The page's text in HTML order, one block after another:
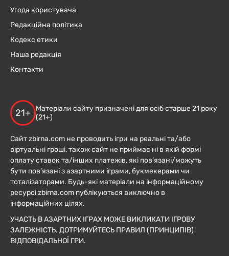
Угода користувача
Редакційна політика
Кодекс етики
Наша редакція
Контакти
21+
Матеріали сайту призначені для осіб старше 21 року
(21+)
Сайт zbirna.com не проводить ігри на реальні та/або
віртуальні гроші, також сайт не приймає ні в якій формі
оплату ставок та/інших платежів, які пов’язані/можуть
бути пов’язані з азартними іграми, букмекерами чи
тоталізаторами. Будь-які матеріали на інформаційному
ресурсі zbirna.com публікуються виключно в
інформаційних цілях.
УЧАСТЬ В АЗАРТНИХ ІГРАХ МОЖЕ ВИКЛИКАТИ ІГРОВУ
ЗАЛЕЖНІСТЬ. ДОТРИМУЙТЕСЬ ПРАВИЛ (ПРИНЦИПІВ)
ВІДПОВІДАЛЬНОЇ ГРИ.